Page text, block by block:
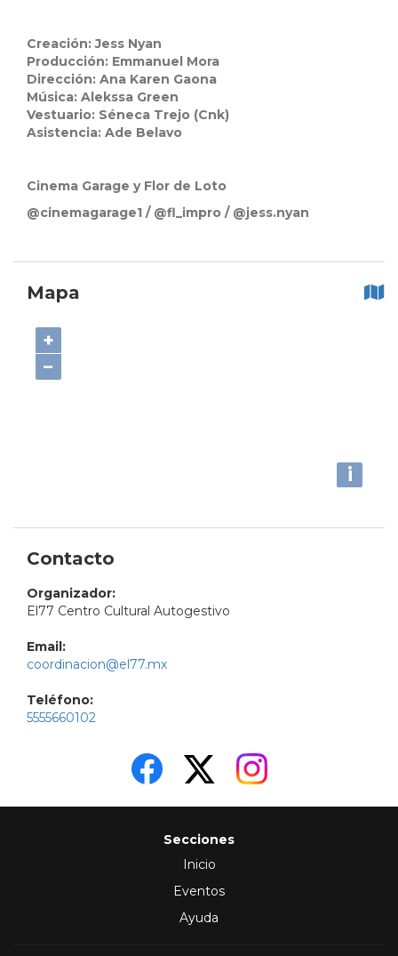
Creación: Jess Nyan
Producción: Emmanuel Mora
Dirección: Ana Karen Gaona
Música: Alekssa Green
Vestuario: Séneca Trejo (Cnk)
Asistencia: Ade Belavo
Cinema Garage y Flor de Loto
@cinemagarage1 / @fl_impro / @jess.nyan
Mapa
+
−
i
Contacto
Organizador:
El77 Centro Cultural Autogestivo
Email:
coordinacion@el77.mx
Teléfono:
5555660102
Secciones
Inicio
Eventos
Ayuda